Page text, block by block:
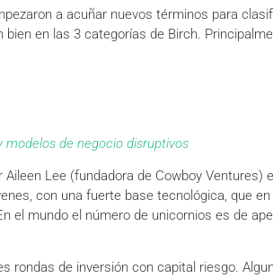
a acuñar nuevos términos para
en las 3 categorías de Birch.
de negocio disruptivos
Aileen Lee (fundadora de Cowboy
con una fuerte base tecnológica, que
el mundo el número de unicornios es de
rondas de inversión con capital riesgo.